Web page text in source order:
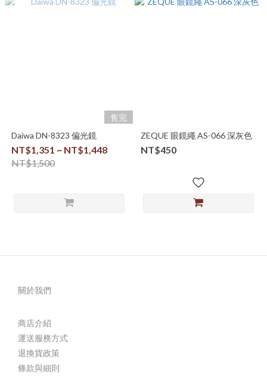
售完
Daiwa DN-8323 偏光鏡
NT$1,351 ~ NT$1,448
NT$1,500
ZEQUE 眼鏡繩 AS-066 深灰色
NT$450
關於我們
商店介紹
運送服務方式
退換貨政策
條款與細則